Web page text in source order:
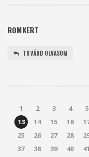
ROMKERT
TOVÁBB OLVASOM
1 2 3 4 5
13
14 15 16
25
26 27 28
37
38 39 40 41